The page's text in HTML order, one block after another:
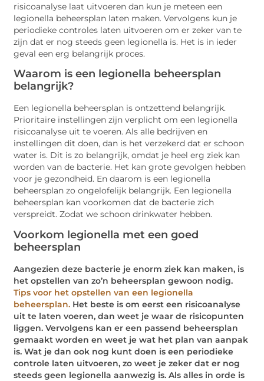
risicoanalyse laat uitvoeren dan kun je meteen een
legionella beheersplan laten maken. Vervolgens kun je
periodieke controles laten uitvoeren om er zeker van te
zijn dat er nog steeds geen legionella is. Het is in ieder
geval een erg belangrijk proces.
Waarom is een legionella beheersplan
belangrijk?
Een legionella beheersplan is ontzettend belangrijk.
Prioritaire instellingen zijn verplicht om een legionella
risicoanalyse uit te voeren. Als alle bedrijven en
instellingen dit doen, dan is het verzekerd dat er schoon
water is. Dit is zo belangrijk, omdat je heel erg ziek kan
worden van de bacterie. Het kan grote gevolgen hebben
voor je gezondheid. En daarom is een legionella
beheersplan zo ongelofelijk belangrijk. Een legionella
beheersplan kan voorkomen dat de bacterie zich
verspreidt. Zodat we schoon drinkwater hebben.
Voorkom legionella met een goed
beheersplan
Aangezien deze bacterie je enorm ziek kan maken, is
het opstellen van zo’n beheersplan gewoon nodig.
Tips voor het opstellen van een legionella
beheersplan. Het beste is om eerst een risicoanalyse
uit te laten voeren, dan weet je waar de risicopunten
liggen. Vervolgens kan er een passend beheersplan
gemaakt worden en weet je wat het plan van aanpak
is. Wat je dan ook nog kunt doen is een periodieke
controle laten uitvoeren, zo weet je zeker dat er nog
steeds geen legionella aanwezig is. Als alles in orde is